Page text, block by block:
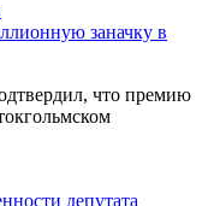
заначку в
что премию